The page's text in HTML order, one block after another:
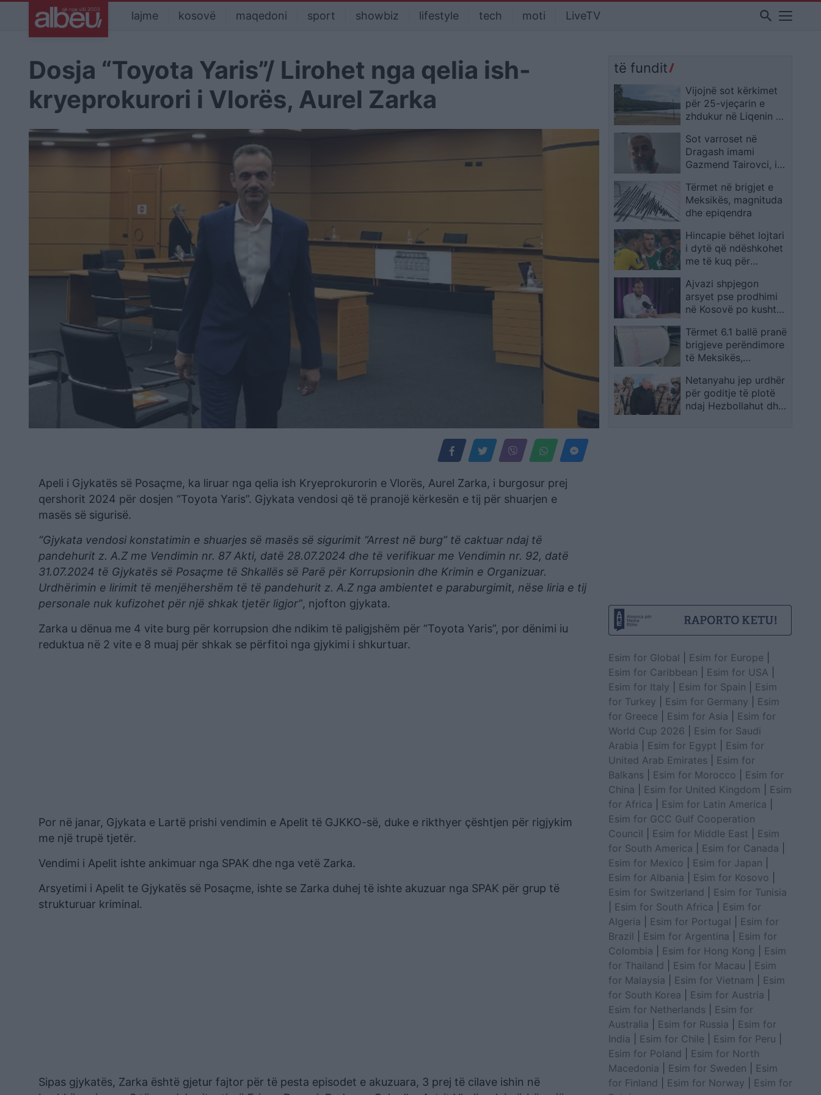
lajme kosovë maqedoni sport showbiz lifestyle tech moti LiveTV search
Dosja “Toyota Yaris”/ Lirohet nga qelia ish-
kryeprokurori i Vlorës, Aurel Zarka
Apeli i Gjykatës së Posaçme, ka liruar nga qelia ish Kryeprokurorin e Vlorës, Aurel Zarka, i burgosur prej
qershorit 2024 për dosjen “Toyota Yaris”. Gjykata vendosi që të pranojë kërkesën e tij për shuarjen e
masës së sigurisë.
“Gjykata vendosi konstatimin e shuarjes së masës së sigurimit “Arrest në burg” të caktuar ndaj të
pandehurit z. A.Z me Vendimin nr. 87 Akti, datë 28.07.2024 dhe të verifikuar me Vendimin nr. 92, datë
31.07.2024 të Gjykatës së Posaçme të Shkallës së Parë për Korrupsionin dhe Krimin e Organizuar.
Urdhërimin e lirimit të menjëhershëm të të pandehurit z. A.Z nga ambientet e paraburgimit, nëse liria e tij
personale nuk kufizohet për një shkak tjetër ligjor”, njofton gjykata.
Zarka u dënua me 4 vite burg për korrupsion dhe ndikim të paligjshëm për “Toyota Yaris”, por dënimi iu
reduktua në 2 vite e 8 muaj për shkak se përfitoi nga gjykimi i shkurtuar.
Por në janar, Gjykata e Lartë prishi vendimin e Apelit të GJKKO-së, duke e rikthyer çështjen për rigjykim
me një trupë tjetër.
Vendimi i Apelit ishte ankimuar nga SPAK dhe nga vetë Zarka.
Arsyetimi i Apelit te Gjykatës së Posaçme, ishte se Zarka duhej të ishte akuzuar nga SPAK për grup të
strukturuar kriminal.
Sipas gjykatës, Zarka është gjetur fajtor për të pesta episodet e akuzuara, 3 prej të cilave ishin në
të fundit
Vijojnë sot kërkimet
për 25-vjeçarin e
zhdukur në Liqenin e
Sot varroset në
Dragash imami
Gazmend Tairovci, i
hënës
Tërmet në brigjet e
Meksikës, magnituda
dhe epiqendra
Hincapie bëhet lojtari
i dytë që ndëshkohet
me të kuq për
rastit të Almiron
Ajvazi shpjegon
arsyet pse prodhimi
në Kosovë po kushton
Tërmet 6.1 ballë pranë
brigjeve perëndimore
të Meksikës,
pa pasoja të rënda
Netanyahu jep urdhër
për goditje të plotë
ndaj Hezbollahut dhe
Esim for Global Esim for Europe
Esim for Caribbean
Esim for USA
Esim for Italy
Esim for Spain
Esim
for Turkey
Esim for Germany
Esim
for Greece
Esim for Asia
Esim for
World Cup 2026
Esim for Saudi
Arabia
Esim for Egypt
Esim for
United Arab Emirates
Esim for
Balkans
Esim for Morocco
Esim for
China
Esim for United Kingdom
Esim
for Africa
Esim for Latin America
Esim for GCC Gulf Cooperation
Council
Esim for Middle East
Esim
for South America
Esim for Canada
Esim for Mexico
Esim for Japan
Esim for Albania
Esim for Kosovo
Esim for Switzerland
Esim for Tunisia
Esim for South Africa
Esim for
Algeria
Esim for Portugal
Esim for
Brazil
Esim for Argentina
Esim for
Colombia
Esim for Hong Kong
Esim
for Thailand
Esim for Macau
Esim
for Malaysia
Esim for Vietnam
Esim
for South Korea
Esim for Austria
Esim for Netherlands
Esim for
Australia
Esim for Russia
Esim for
India
Esim for Chile Esim for Peru
Esim for Poland
Esim for North
Macedonia
Esim for Sweden
Esim
for Finland
Esim for Norway
Esim for